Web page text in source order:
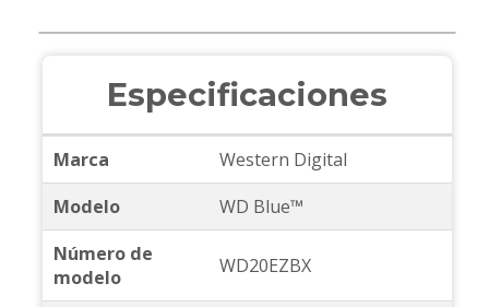
Especificaciones
Marca
Western Digital
Modelo
WD Blue™
Número de
modelo
WD20EZBX